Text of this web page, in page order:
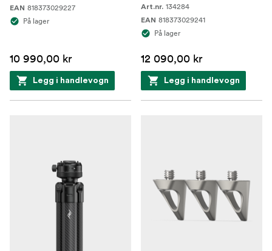
EAN 818373029227
På lager
10 990,00 kr
Legg i handlevogn
Art.nr. 134284
EAN 818373029241
På lager
12 090,00 kr
Legg i handlevogn